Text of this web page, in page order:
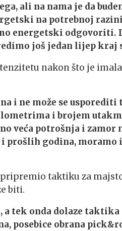
ali na nama je da
na potrebnoj
energetski odgovoriti.
još jedan lijep kraj
nakon što je
i ne može se
i brojem
veća potrošnja i zamor
prošlih godina, moramo
taktiku za
biti.
tek onda dolaze
posebice obrana